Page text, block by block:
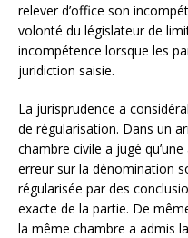
relever d’office son
volonté du législateur de
incompétence lorsque les
juridiction saisie.
La jurisprudence a
de régularisation. Dans un
chambre civile a jugé
erreur sur la dénomination
régularisée par des
exacte de la partie. De
la même chambre a admis